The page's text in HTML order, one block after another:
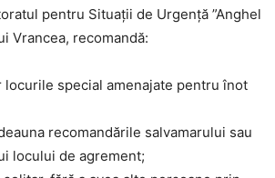
pentru Situații de Urgență ”Anghel
Vrancea, recomandă:
special amenajate pentru înot
recomandările salvamarului sau
locului de agrement;